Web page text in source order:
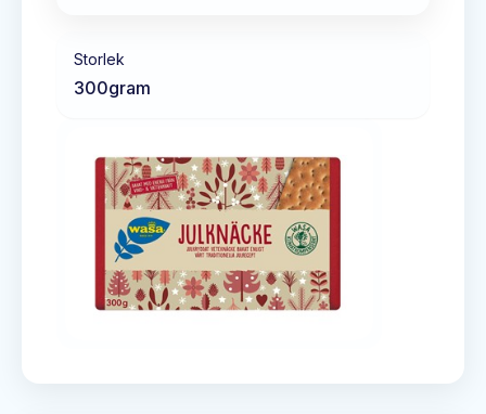
Storlek
300gram